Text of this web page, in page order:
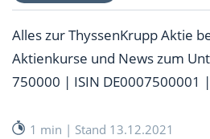
Alles zur ThyssenKrupp Aktie
Aktienkurse und News zum
750000 | ISIN DE0007500001
1 min | Stand 13.12.2021